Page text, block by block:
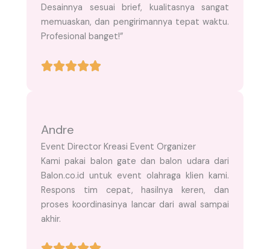
Desainnya sesuai brief, kualitasnya sangat
memuaskan, dan pengirimannya tepat waktu.
Profesional banget!”
Andre
Event Director Kreasi Event Organizer
Kami pakai balon gate dan balon udara dari
Balon.co.id untuk event olahraga klien kami.
Respons tim cepat, hasilnya keren, dan
proses koordinasinya lancar dari awal sampai
akhir.